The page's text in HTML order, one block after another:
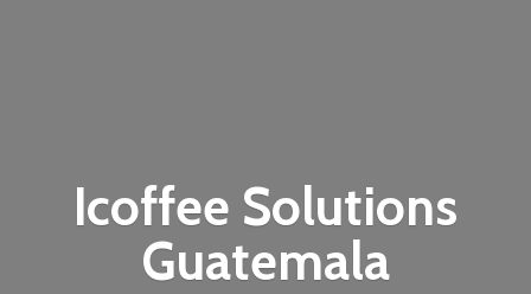
Icoffee Solutions
Guatemala